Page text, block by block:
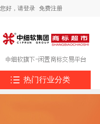
您好， 请登录 免费注册
 热门行业分类